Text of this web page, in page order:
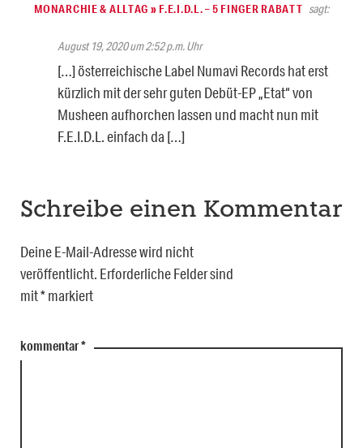
MONARCHIE & ALLTAG » F.E.I.D.L. – 5 FINGER RABATT sagt:
August 19, 2020 um 2:52 p.m. Uhr
[…] österreichische Label Numavi Records hat erst
kürzlich mit der sehr guten Debüt-EP „Etat“ von
Musheen aufhorchen lassen und macht nun mit
F.E.I.D.L. einfach da […]
Schreibe einen Kommentar
Deine E-Mail-Adresse wird nicht
veröffentlicht. Erforderliche Felder sind
mit*markiert
kommentar*